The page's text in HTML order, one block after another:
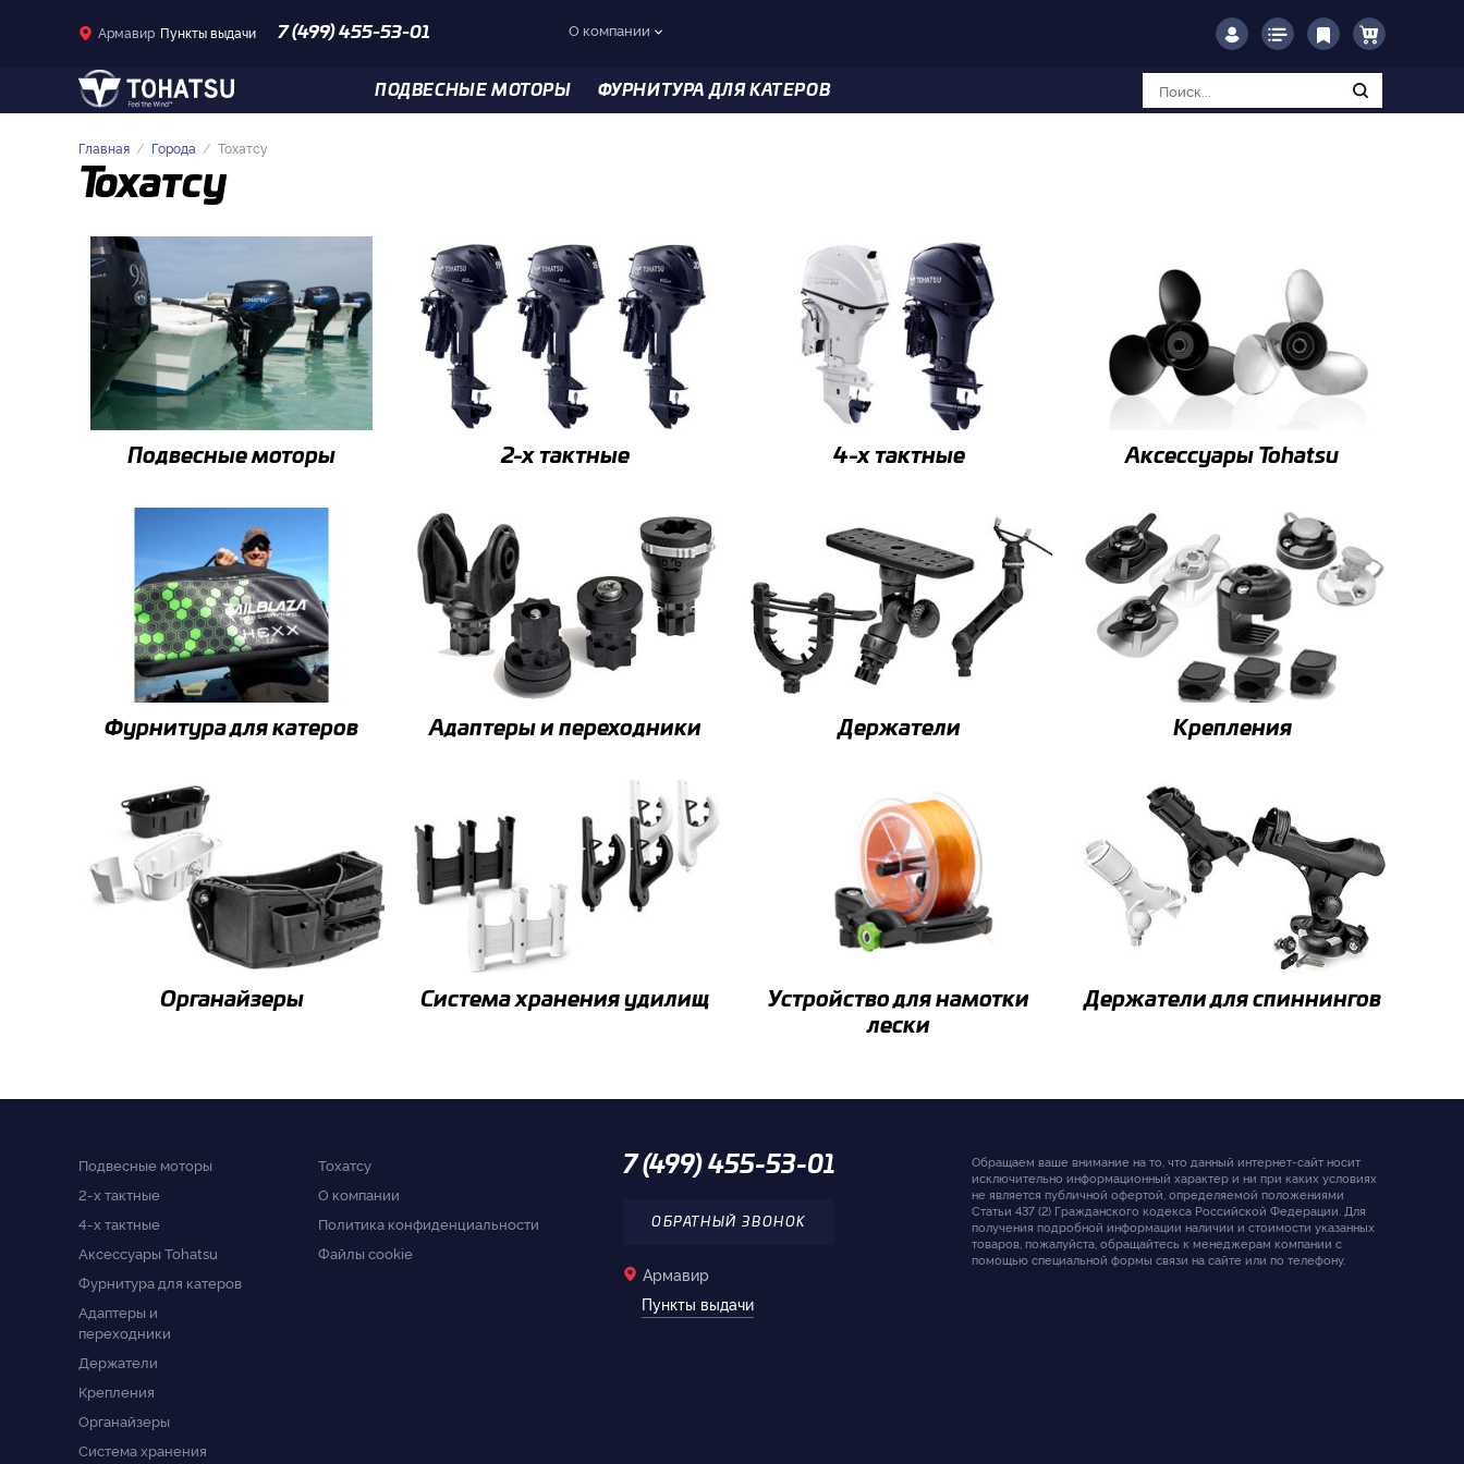
Армавир Пункты выдачи 7 (499) 455-53-01 О компании
ПОДВЕСНЫЕ МОТОРЫ ФУРНИТУРА ДЛЯ КАТЕРОВ
Главная Города Тохатсу
Тохатсу
Подвесные моторы 2-x тактные 4-x тактные Аксессуары Tohatsu
Фурнитура для катеров Адаптеры и переходники Держатели Крепления
Органайзеры Система хранения удилищ
Устройство для намотки
лески
Держатели для спиннингов
Подвесные моторы
2-x тактные
4-x тактные
Аксессуары Tohatsu
Фурнитура для катеров
Адаптеры и
переходники
Держатели
Крепления
Органайзеры
Система хранения
Тохатсу
О компании
Политика конфиденциальности
Файлы cookie
7 (499) 455-53-01
ОБРАТНЫЙ ЗВОНОК
Армавир
Пункты выдачи
Обращаем ваше внимание на то, что данный интернет-сайт носит
исключительно информационный характер и ни при каких условиях
не является публичной офертой, определяемой положениями
Статьи 437 (2) Гражданского кодекса Российской Федерации. Для
получения подробной информации наличии и стоимости указанных
товаров, пожалуйста, обращайтесь к менеджерам компании с
помощью специальной формы связи на сайте или по телефону.